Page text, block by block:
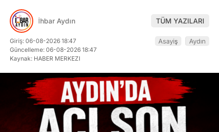
İhbar Aydın TÜM YAZILARI
Giriş: 06-08-2026 18:47
Güncelleme: 06-08-2026 18:47
Kaynak: HABER MERKEZI
Asayiş Aydın